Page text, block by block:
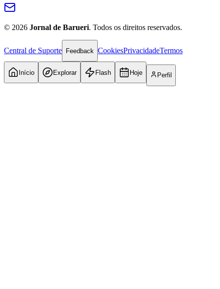
© 2026 Jornal de Barueri. Todos os direitos reservados.
Central de Suporte Feedback CookiesPrivacidadeTermos
Início Explorar Flash Hoje Perfil